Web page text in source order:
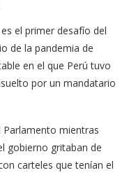
el primer desafío del
de la pandemia de
en el que Perú tuvo
por un mandatario
mientras
gobierno gritaban de
carteles que tenían el